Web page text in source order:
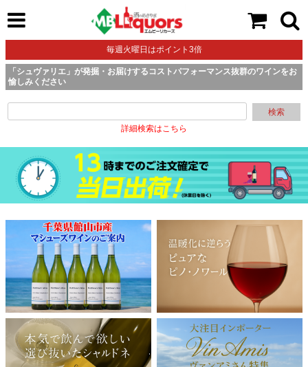
毎週火曜日はポイント3倍
「シュヴァリエ」が発掘・お届けするコストパフォーマンス抜群のワインをお
愉しみください
検索
詳細検索はこちら